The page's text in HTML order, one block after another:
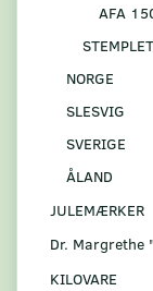
AFA
STEMPLET
NORGE
SLESVIG
SVERIGE
ÅLAND
JULEMÆRKER
Dr. Margrethe
KILOVARE